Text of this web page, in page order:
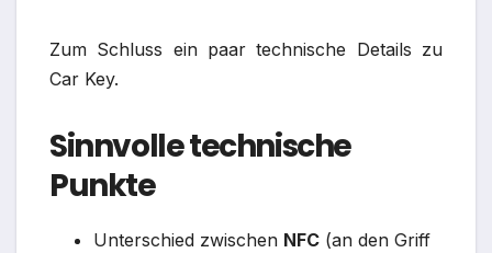
Zum Schluss ein paar technische Details zu
Car Key.
Sinnvolle technische
Punkte
Unterschied zwischen NFC (an den Griff